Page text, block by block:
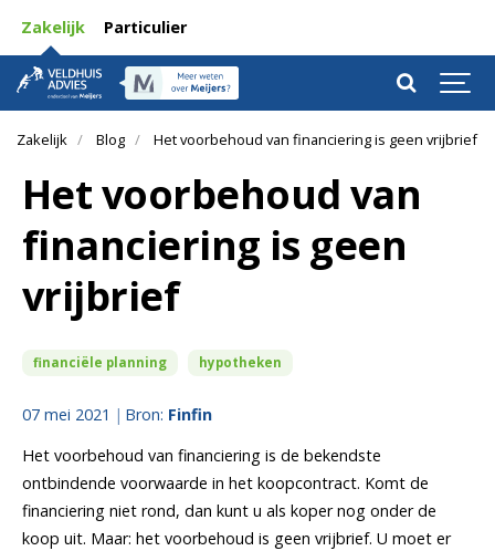
Zakelijk Particulier
Zakelijk Blog Het voorbehoud van financiering is geen vrijbrief
Het voorbehoud van
financiering is geen
vrijbrief
financiële planning hypotheken
07 mei 2021 Bron: Finfin
Het voorbehoud van financiering is de bekendste
ontbindende voorwaarde in het koopcontract. Komt de
financiering niet rond, dan kunt u als koper nog onder de
koop uit. Maar: het voorbehoud is geen vrijbrief. U moet er